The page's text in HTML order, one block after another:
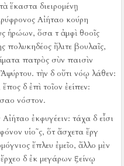
ἕκαστα διειρομένῃ
Αἰήταο κούρη
ἡρώων, ὅσα τ ἀμφὶ θοοῖς
πολυκηδέος ἤλιτε βουλαῖς,
πατρὸς σὺν παισὶν
τὴν δ οὔτι νόῳ λάθεν:
δ ἐπὶ τοῖον ἐείπεν:
νόστον.
ἐκφυγέειν: τάχα δ εἶσι
υἱο῀ς, ὅτ ἄσχετα ἔργ
ἔπλευ ἐμεῖο, ἄλλο μὲν
ἔρχεο δ ἐκ μεγάρων ξείνῳ